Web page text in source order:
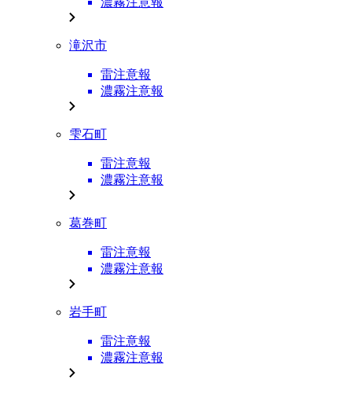
滝沢市
雷注意報
濃霧注意報
雫石町
雷注意報
濃霧注意報
葛巻町
雷注意報
濃霧注意報
岩手町
雷注意報
濃霧注意報